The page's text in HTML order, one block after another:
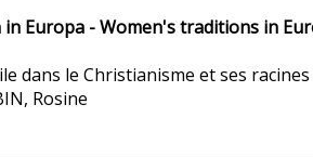
Europa - Women's traditions in
dans le Christianisme et ses
Rosine